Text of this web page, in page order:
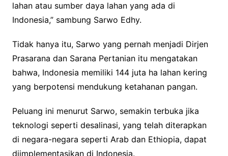
lahan atau sumber daya lahan yang ada di
Indonesia,” sambung Sarwo Edhy.
Tidak hanya itu, Sarwo yang pernah menjadi Dirjen
Prasarana dan Sarana Pertanian itu mengatakan
bahwa, Indonesia memiliki 144 juta ha lahan kering
yang berpotensi mendukung ketahanan pangan.
Peluang ini menurut Sarwo, semakin terbuka jika
teknologi seperti desalinasi, yang telah diterapkan
di negara-negara seperti Arab dan Ethiopia, dapat
diimplementasikan di Indonesia.